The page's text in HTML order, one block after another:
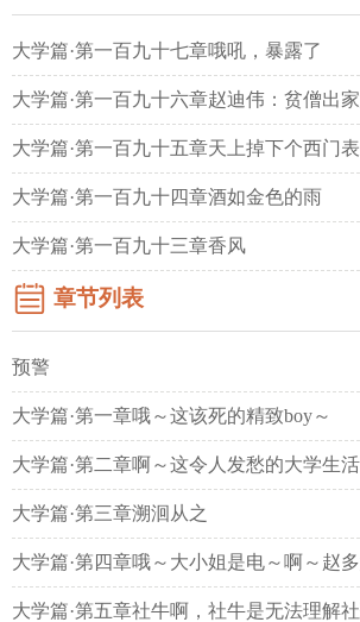
大学篇·第一百九十七章哦吼，暴露了
大学篇·第一百九十六章赵迪伟：贫僧出
大学篇·第一百九十五章天上掉下个西门
大学篇·第一百九十四章酒如金色的雨
大学篇·第一百九十三章香风
章节列表
预警
大学篇·第一章哦～这该死的精致boy～
大学篇·第二章啊～这令人发愁的大学生
大学篇·第三章溯洄从之
大学篇·第四章哦～大小姐是电～啊～赵
大学篇·第五章社牛啊，社牛是无法理解